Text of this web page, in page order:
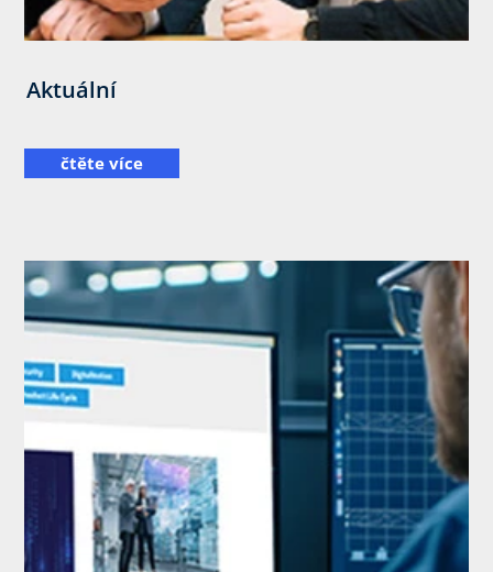
Aktuální
čtěte více